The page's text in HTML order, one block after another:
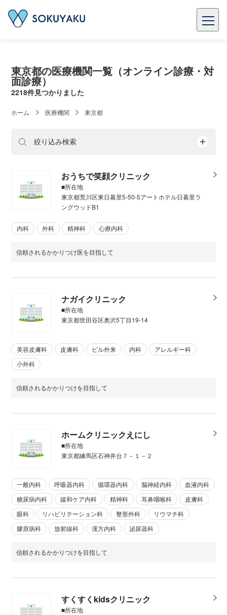
東京都の医療機関一覧（オンライン診療・対
面診療）
2218件見つかりました
ホーム 医療機関 東京都
絞り込み検索
おうちで笑顔クリニック
■所在地
東京都荒川区東日暮里5-50-5アートホテル日暮里ラ
ングウッドB1
内科 外科 精神科 心療内科
信頼されるかかりつけ医を目指して
ナガイクリニック
■所在地
東京都世田谷区奥沢5丁目19-14
美容皮膚科 皮膚科 ピル外来 内科
アレルギー科
小外科
信頼されるかかりつけを目指して
ホームクリニックえにし
■所在地
東京都練馬区石神井台７－１－２
一般内科 呼吸器内科 循環器内科 脳神経内科
血液内科
糖尿病内科
緩和ケア内科 精神科 耳鼻咽喉科
皮膚科
眼科
リハビリテーション科 整形外科
リウマチ科
膠原病科
放射線科 漢方内科 泌尿器科
信頼されるかかりつけを目指して
すくすくkidsクリニック
■所在地